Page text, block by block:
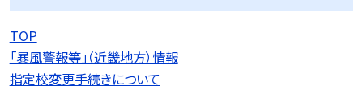
TOP
「暴風警報等」（近畿地方）情報
指定校変更手続きについて